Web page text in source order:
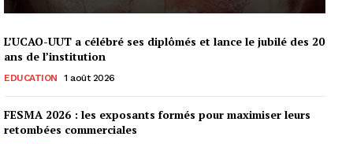
L’UCAO-UUT a célébré ses diplômés et lance le jubilé des 20
ans de l’institution
EDUCATION 1 août 2026
FESMA 2026 : les exposants formés pour maximiser leurs
retombées commerciales